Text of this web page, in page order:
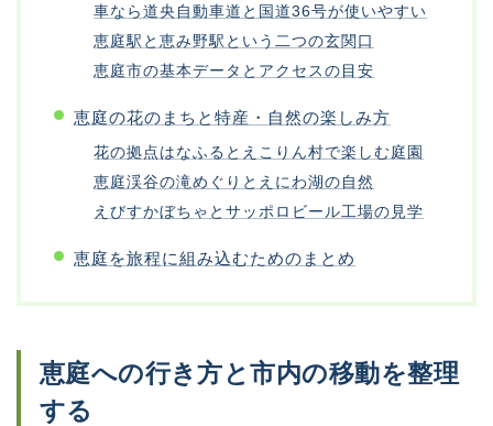
車なら道央自動車道と国道36号が使いやすい
恵庭駅と恵み野駅という二つの玄関口
恵庭市の基本データとアクセスの目安
恵庭の花のまちと特産・自然の楽しみ方
花の拠点はなふるとえこりん村で楽しむ庭園
恵庭渓谷の滝めぐりとえにわ湖の自然
えびすかぼちゃとサッポロビール工場の見学
恵庭を旅程に組み込むためのまとめ
恵庭への行き方と市内の移動を整理
する